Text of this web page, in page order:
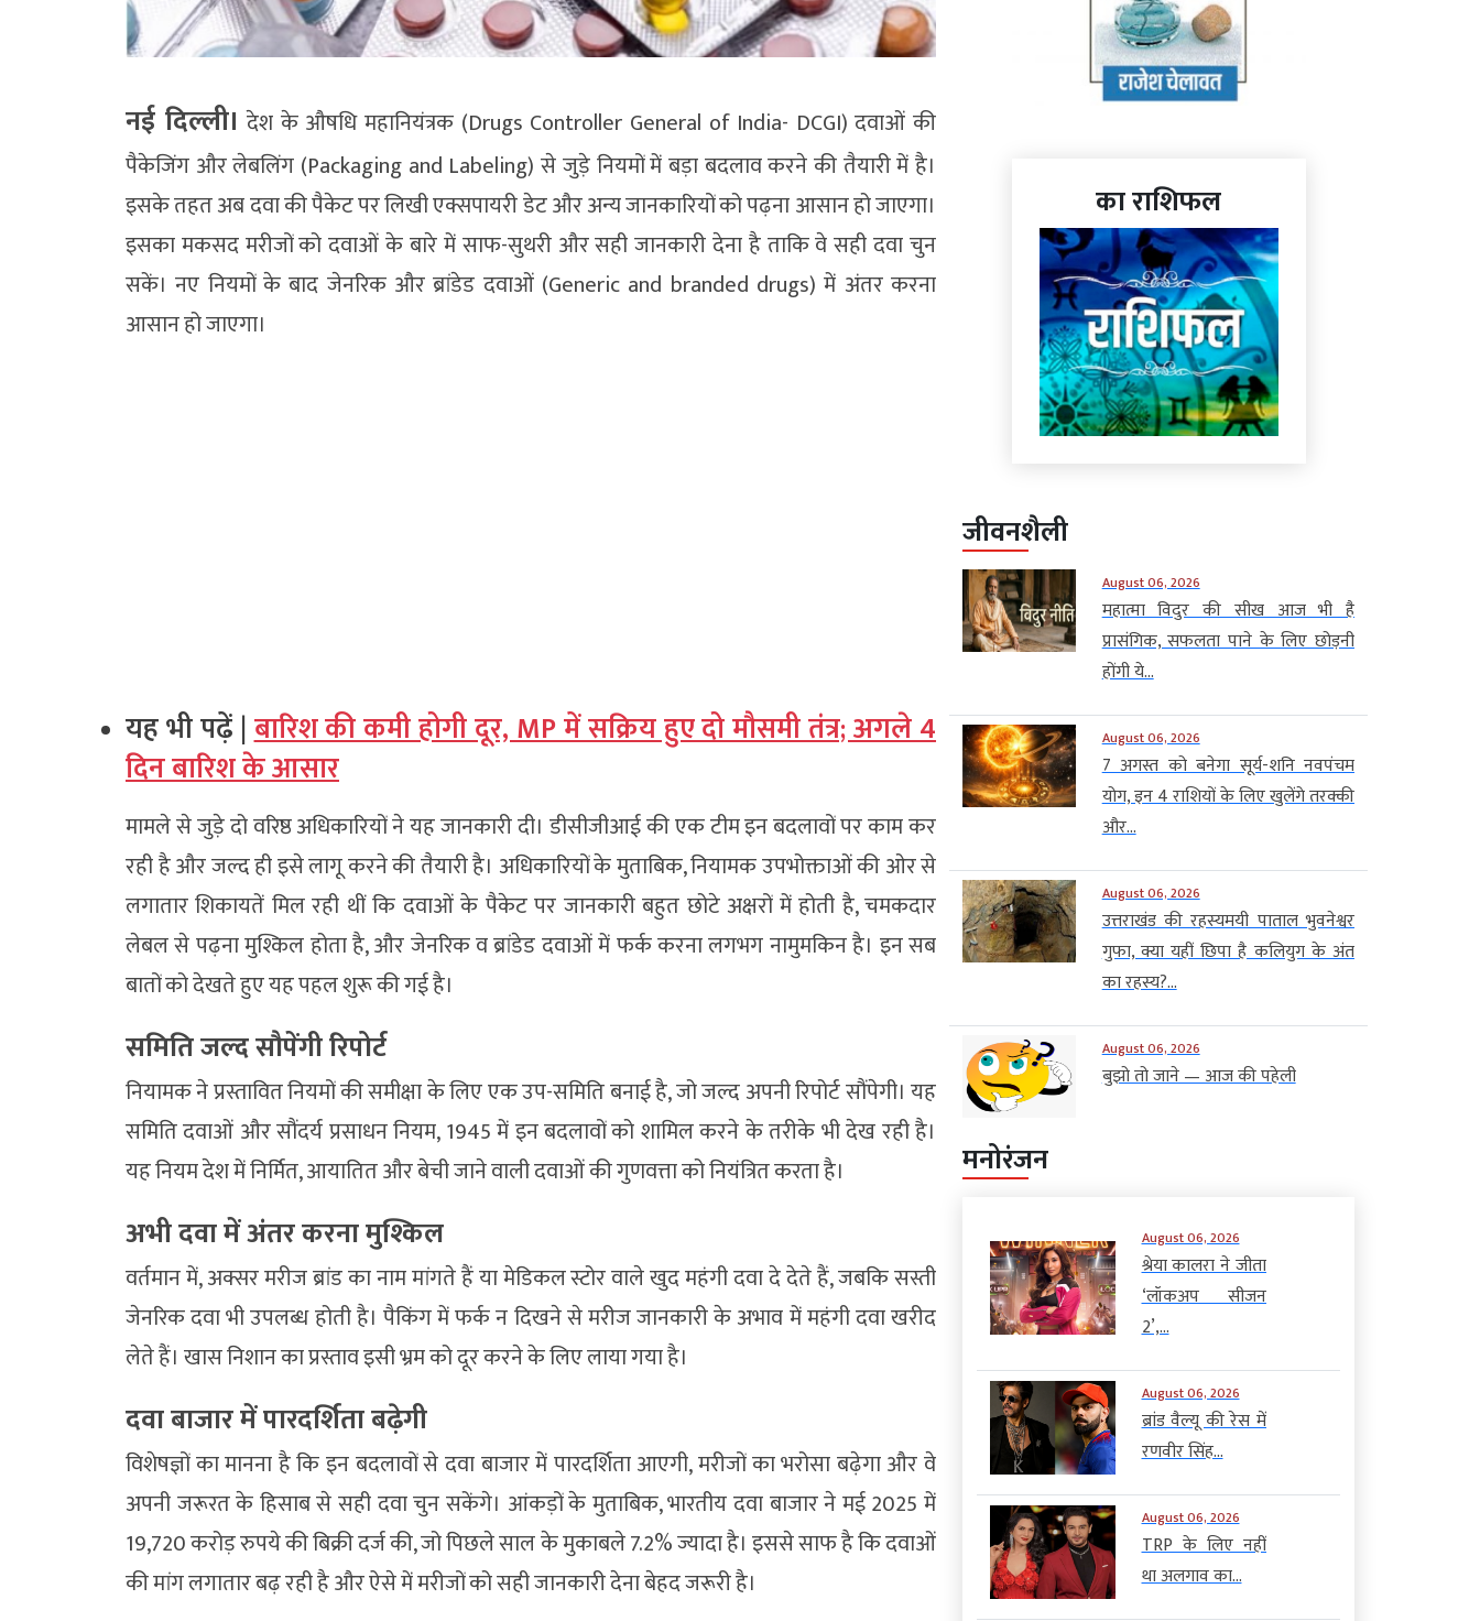
नई दिल्ली। देश के औषधि महानियंत्रक (Drugs Controller General of India- DCGI) दवाओं की
पैकेजिंग और लेबलिंग (Packaging and Labeling) से जुड़े नियमों में बड़ा बदलाव करने की तैयारी में है।
इसके तहत अब दवा की पैकेट पर लिखी एक्सपायरी डेट और अन्य जानकारियों को पढ़ना आसान हो जाएगा।
इसका मकसद मरीजों को दवाओं के बारे में साफ-सुथरी और सही जानकारी देना है ताकि वे सही दवा चुन
सकें। नए नियमों के बाद जेनरिक और ब्रांडेड दवाओं (Generic and branded drugs) में अंतर करना
आसान हो जाएगा।
यह भी पढ़ें |बारिश की कमी होगी दूर, MP में सक्रिय हुए दो मौसमी तंत्र; अगले 4
दिन बारिश के आसार
मामले से जुड़े दो वरिष्ठ अधिकारियों ने यह जानकारी दी। डीसीजीआई की एक टीम इन बदलावों पर काम कर
रही है और जल्द ही इसे लागू करने की तैयारी है। अधिकारियों के मुताबिक, नियामक उपभोक्ताओं की ओर से
लगातार शिकायतें मिल रही थीं कि दवाओं के पैकेट पर जानकारी बहुत छोटे अक्षरों में होती है, चमकदार
लेबल से पढ़ना मुश्किल होता है, और जेनरिक व ब्रांडेड दवाओं में फर्क करना लगभग नामुमकिन है। इन सब
बातों को देखते हुए यह पहल शुरू की गई है।
समिति जल्द सौपेंगी रिपोर्ट
नियामक ने प्रस्तावित नियमों की समीक्षा के लिए एक उप-समिति बनाई है, जो जल्द अपनी रिपोर्ट सौंपेगी। यह
समिति दवाओं और सौंदर्य प्रसाधन नियम, 1945 में इन बदलावों को शामिल करने के तरीके भी देख रही है।
यह नियम देश में निर्मित, आयातित और बेची जाने वाली दवाओं की गुणवत्ता को नियंत्रित करता है।
अभी दवा में अंतर करना मुश्किल
वर्तमान में, अक्सर मरीज ब्रांड का नाम मांगते हैं या मेडिकल स्टोर वाले खुद महंगी दवा दे देते हैं, जबकि सस्ती
जेनरिक दवा भी उपलब्ध होती है। पैकिंग में फर्क न दिखने से मरीज जानकारी के अभाव में महंगी दवा खरीद
लेते हैं। खास निशान का प्रस्ताव इसी भ्रम को दूर करने के लिए लाया गया है।
दवा बाजार में पारदर्शिता बढ़ेगी
विशेषज्ञों का मानना है कि इन बदलावों से दवा बाजार में पारदर्शिता आएगी, मरीजों का भरोसा बढ़ेगा और वे
अपनी जरूरत के हिसाब से सही दवा चुन सकेंगे। आंकड़ों के मुताबिक, भारतीय दवा बाजार ने मई 2025 में
19,720 करोड़ रुपये की बिक्री दर्ज की, जो पिछले साल के मुकाबले 7.2% ज्यादा है। इससे साफ है कि दवाओं
की मांग लगातार बढ़ रही है और ऐसे में मरीजों को सही जानकारी देना बेहद जरूरी है।
का राशिफल
जीवनशैली
August 06, 2026
महात्मा विदुर की सीख आज भी है
प्रासंगिक, सफलता पाने के लिए छोड़नी
होंगी ये...
August 06, 2026
7 अगस्त को बनेगा सूर्य-शनि नवपंचम
योग, इन 4 राशियों के लिए खुलेंगे तरक्की
और...
August 06, 2026
उत्तराखंड की रहस्यमयी पाताल भुवनेश्वर
गुफा, क्या यहीं छिपा है कलियुग के अंत
का रहस्य?...
August 06, 2026
बुझो तो जाने — आज की पहेली
मनोरंजन
August 06, 2026
श्रेया कालरा ने जीता
‘लॉकअप सीजन
2’,...
August 06, 2026
ब्रांड वैल्यू की रेस में
रणवीर सिंह...
August 06, 2026
TRP के लिए नहीं
था अलगाव का...